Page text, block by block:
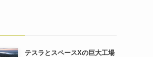
テスラとスペースXの巨大工場